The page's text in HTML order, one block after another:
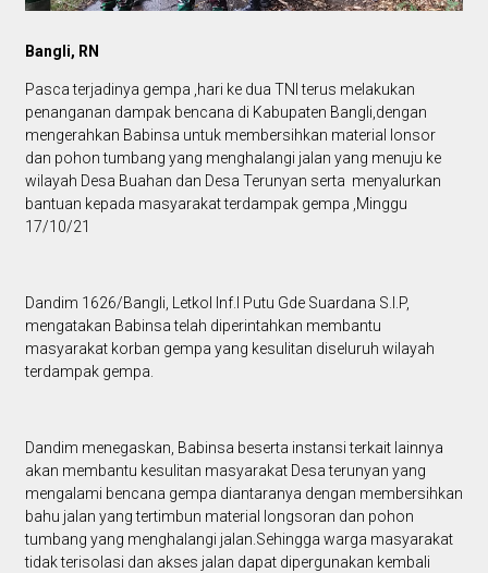
Bangli, RN
Pasca terjadinya gempa ,hari ke dua TNI terus melakukan
penanganan dampak bencana di Kabupaten Bangli,dengan
mengerahkan Babinsa untuk membersihkan material lonsor
dan pohon tumbang yang menghalangi jalan yang menuju ke
wilayah Desa Buahan dan Desa Terunyan serta menyalurkan
bantuan kepada masyarakat terdampak gempa ,Minggu
17/10/21
Dandim 1626/Bangli, Letkol Inf.I Putu Gde Suardana S.I.P,
mengatakan Babinsa telah diperintahkan membantu
masyarakat korban gempa yang kesulitan diseluruh wilayah
terdampak gempa.
Dandim menegaskan, Babinsa beserta instansi terkait lainnya
akan membantu kesulitan masyarakat Desa terunyan yang
mengalami bencana gempa diantaranya dengan membersihkan
bahu jalan yang tertimbun material longsoran dan pohon
tumbang yang menghalangi jalan.Sehingga warga masyarakat
tidak terisolasi dan akses jalan dapat dipergunakan kembali